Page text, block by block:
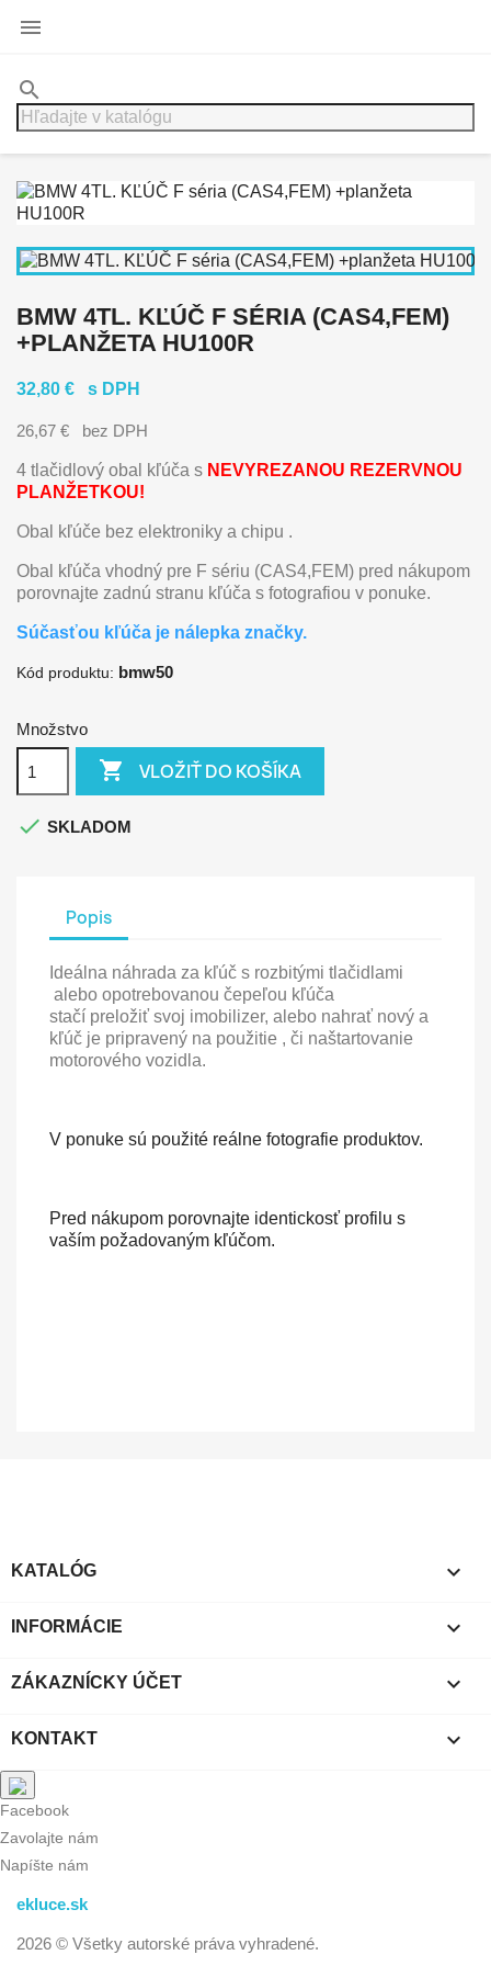

search
BMW 4TL. KĽÚČ F SÉRIA (CAS4,FEM)
+PLANŽETA HU100R
32,80 € s DPH
26,67 € bez DPH
4 tlačidlový obal kľúča s NEVYREZANOU REZERVNOU
PLANŽETKOU!
Obal kľúče bez elektroniky a chipu .
Obal kľúča vhodný pre F sériu (CAS4,FEM) pred nákupom
porovnajte zadnú stranu kľúča s fotografiou v ponuke.
Súčasťou kľúča je nálepka značky.
Kód produktu: bmw50
Množstvo
 VLOŽIŤ DO KOŠÍKA
 SKLADOM
Popis
Ideálna náhrada za kľúč s rozbitými tlačidlami
alebo opotrebovanou čepeľou kľúča
stačí preložiť svoj imobilizer, alebo nahrať nový a
kľúč je pripravený na použitie , či naštartovanie
motorového vozidla.
V ponuke sú použité reálne fotografie produktov.
Pred nákupom porovnajte identickosť profilu s
vaším požadovaným kľúčom.
KATALÓG 
INFORMÁCIE 
ZÁKAZNÍCKY ÚČET 
KONTAKT 
Facebook
Zavolajte nám
Napíšte nám
ekluce.sk
2026 © Všetky autorské práva vyhradené.